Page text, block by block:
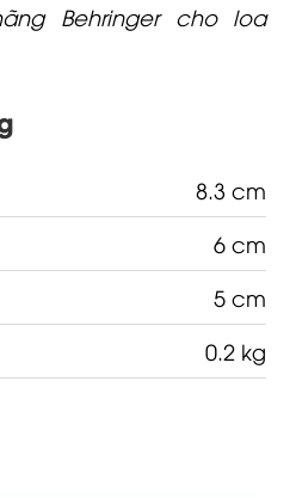
Behringer cho loa
8.3 cm
6 cm
5 cm
0.2 kg